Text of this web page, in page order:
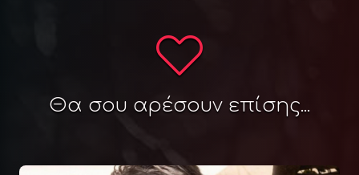
Θα σου αρέσουν επίσης...